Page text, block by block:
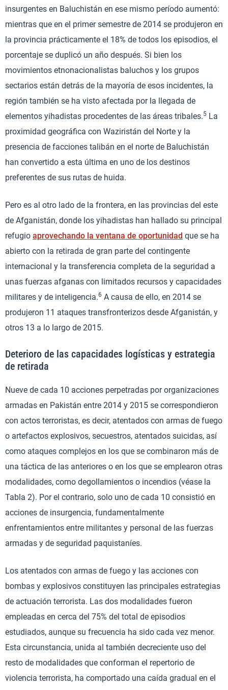
insurgentes en Baluchistán en ese mismo período aumentó:
mientras que en el primer semestre de 2014 se produjeron en
la provincia prácticamente el 18% de todos los episodios, el
porcentaje se duplicó un año después. Si bien los
movimientos etnonacionalistas baluchos y los grupos
sectarios están detrás de la mayoría de esos incidentes, la
región también se ha visto afectada por la llegada de
elementos yihadistas procedentes de las áreas tribales.5 La
proximidad geográfica con Waziristán del Norte y la
presencia de facciones talibán en el norte de Baluchistán
han convertido a esta última en uno de los destinos
preferentes de sus rutas de huida.
Pero es al otro lado de la frontera, en las provincias del este
de Afganistán, donde los yihadistas han hallado su principal
refugio aprovechando la ventana de oportunidad que se ha
abierto con la retirada de gran parte del contingente
internacional y la transferencia completa de la seguridad a
unas fuerzas afganas con limitados recursos y capacidades
militares y de inteligencia.6 A causa de ello, en 2014 se
produjeron 11 ataques transfronterizos desde Afganistán, y
otros 13 a lo largo de 2015.
Deterioro de las capacidades logísticas y estrategia
de retirada
Nueve de cada 10 acciones perpetradas por organizaciones
armadas en Pakistán entre 2014 y 2015 se correspondieron
con actos terroristas, es decir, atentados con armas de fuego
o artefactos explosivos, secuestros, atentados suicidas, así
como ataques complejos en los que se combinaron más de
una táctica de las anteriores o en los que se emplearon otras
modalidades, como degollamientos o incendios (véase la
Tabla 2). Por el contrario, solo uno de cada 10 consistió en
acciones de insurgencia, fundamentalmente
enfrentamientos entre militantes y personal de las fuerzas
armadas y de seguridad paquistaníes.
Los atentados con armas de fuego y las acciones con
bombas y explosivos constituyen las principales estrategias
de actuación terrorista. Las dos modalidades fueron
empleadas en cerca del 75% del total de episodios
estudiados, aunque su frecuencia ha sido cada vez menor.
Esta circunstancia, unida al también decreciente uso del
resto de modalidades que conforman el repertorio de
violencia terrorista, ha comportado una caída gradual en el